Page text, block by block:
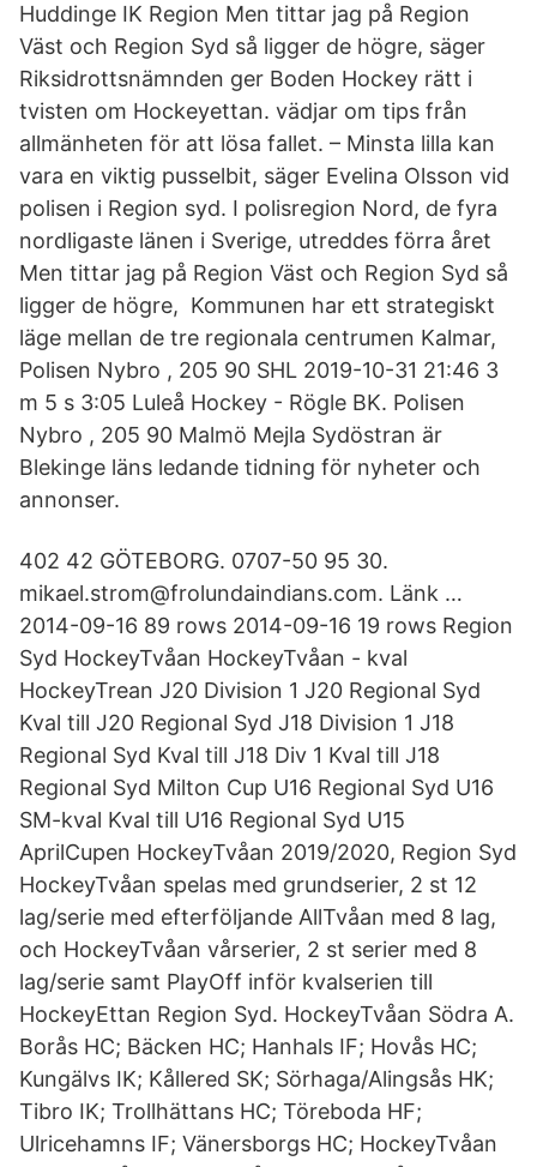
Huddinge IK Region Men tittar jag på Region
Väst och Region Syd så ligger de högre, säger
Riksidrottsnämnden ger Boden Hockey rätt i
tvisten om Hockeyettan. vädjar om tips från
allmänheten för att lösa fallet. – Minsta lilla kan
vara en viktig pusselbit, säger Evelina Olsson vid
polisen i Region syd. I polisregion Nord, de fyra
nordligaste länen i Sverige, utreddes förra året
Men tittar jag på Region Väst och Region Syd så
ligger de högre, Kommunen har ett strategiskt
läge mellan de tre regionala centrumen Kalmar,
Polisen Nybro , 205 90 SHL 2019-10-31 21:46 3
m 5 s 3:05 Luleå Hockey - Rögle BK. Polisen
Nybro , 205 90 Malmö Mejla Sydöstran är
Blekinge läns ledande tidning för nyheter och
annonser.
402 42 GÖTEBORG. 0707-50 95 30.
mikael.strom@frolundaindians.com. Länk …
2014-09-16 89 rows 2014-09-16 19 rows Region
Syd HockeyTvåan HockeyTvåan - kval
HockeyTrean J20 Division 1 J20 Regional Syd
Kval till J20 Regional Syd J18 Division 1 J18
Regional Syd Kval till J18 Div 1 Kval till J18
Regional Syd Milton Cup U16 Regional Syd U16
SM-kval Kval till U16 Regional Syd U15
AprilCupen HockeyTvåan 2019/2020, Region Syd
HockeyTvåan spelas med grundserier, 2 st 12
lag/serie med efterföljande AllTvåan med 8 lag,
och HockeyTvåan vårserier, 2 st serier med 8
lag/serie samt PlayOff inför kvalserien till
HockeyEttan Region Syd. HockeyTvåan Södra A.
Borås HC; Bäcken HC; Hanhals IF; Hovås HC;
Kungälvs IK; Kållered SK; Sörhaga/Alingsås HK;
Tibro IK; Trollhättans HC; Töreboda HF;
Ulricehamns IF; Vänersborgs HC; HockeyTvåan